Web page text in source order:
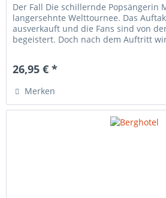
Der Fall Die schillernde Popsängerin
langersehnte Welttournee. Das
ausverkauft und die Fans sind von
begeistert. Doch nach dem Auftritt
26,95 € *
Merken